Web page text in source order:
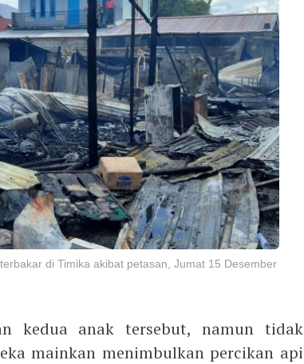
di Timika akibat petasan, Jumat 15 Desember
kedua anak tersebut, namun tidak
mainkan menimbulkan percikan api